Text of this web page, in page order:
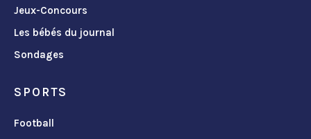
Jeux-Concours
Les bébés du journal
Sondages
SPORTS
Football